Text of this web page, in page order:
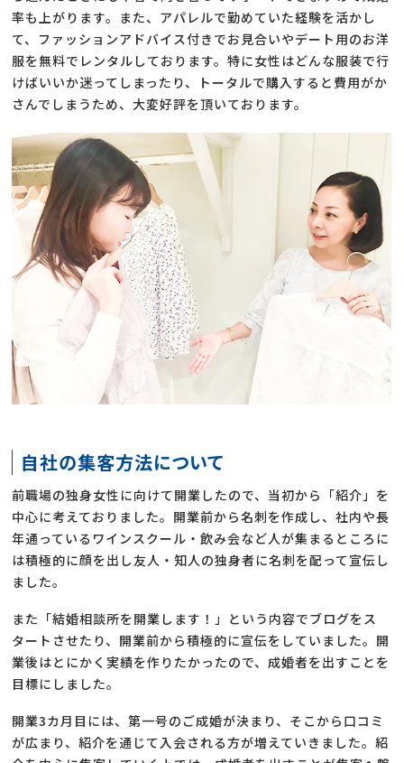
率も上がります。また、アパレルで勤めていた経験を活かし
て、ファッションアドバイス付きでお見合いやデート用のお洋
服を無料でレンタルしております。特に女性はどんな服装で行
けばいいか迷ってしまったり、トータルで購入すると費用がか
さんでしまうため、大変好評を頂いております。
自社の集客方法について
前職場の独身女性に向けて開業したので、当初から「紹介」を
中心に考えておりました。開業前から名刺を作成し、社内や長
年通っているワインスクール・飲み会など人が集まるところに
は積極的に顔を出し友人・知人の独身者に名刺を配って宣伝し
ました。
また「結婚相談所を開業します！」という内容でブログをス
タートさせたり、開業前から積極的に宣伝をしていました。開
業後はとにかく実績を作りたかったので、成婚者を出すことを
目標にしました。
開業3カ月目には、第一号のご成婚が決まり、そこから口コミ
が広まり、紹介を通じて入会される方が増えていきました。紹